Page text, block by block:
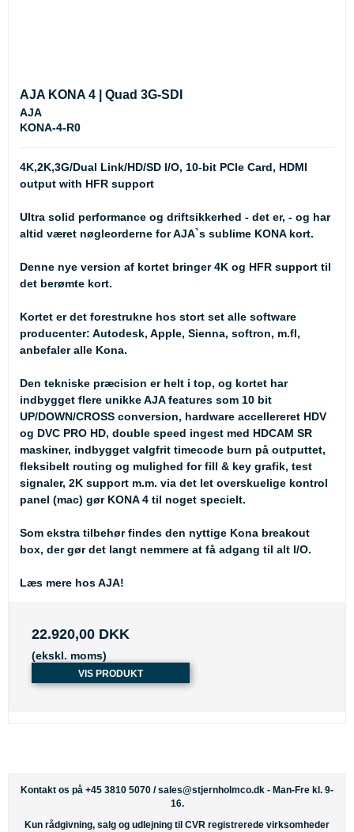
AJA KONA 4 | Quad 3G-SDI
AJA
KONA-4-R0
4K,2K,3G/Dual Link/HD/SD I/O, 10-bit PCIe Card, HDMI
output with HFR support
Ultra solid performance og driftsikkerhed - det er, - og har
altid været nøgleorderne for AJA`s sublime KONA kort.
Denne nye version af kortet bringer 4K og HFR support til
det berømte kort.
Kortet er det forestrukne hos stort set alle software
producenter: Autodesk, Apple, Sienna, softron, m.fl,
anbefaler alle Kona.
Den tekniske præcision er helt i top, og kortet har
indbygget flere unikke AJA features som 10 bit
UP/DOWN/CROSS conversion, hardware accellereret HDV
og DVC PRO HD, double speed ingest med HDCAM SR
maskiner, indbygget valgfrit timecode burn på outputtet,
fleksibelt routing og mulighed for fill & key grafik, test
signaler, 2K support m.m. via det let overskuelige kontrol
panel (mac) gør KONA 4 til noget specielt.
Som ekstra tilbehør findes den nyttige Kona breakout
box, der gør det langt nemmere at få adgang til alt I/O.
Læs mere hos AJA!
22.920,00 DKK
(ekskl. moms)
VIS PRODUKT
Kontakt os på +45 3810 5070 /sales@stjernholmco.dk - Man-Fre kl. 9-
16.
Kun rådgivning, salg og udlejning til CVR registrerede virksomheder